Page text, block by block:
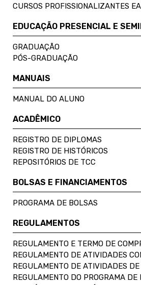
CURSOS PROFISSIONALIZANTES
EDUCAÇÃO PRESENCIAL E
GRADUAÇÃO
PÓS-GRADUAÇÃO
MANUAIS
MANUAL DO ALUNO
ACADÊMICO
REGISTRO DE DIPLOMAS
REGISTRO DE HISTÓRICOS
REPOSITÓRIOS DE TCC
BOLSAS E FINANCIAMENTOS
PROGRAMA DE BOLSAS
REGULAMENTOS
REGULAMENTO E TERMO DE
REGULAMENTO DE ATIVIDADES
REGULAMENTO DE ATIVIDADES
REGULAMENTO DO PROGRAMA DE